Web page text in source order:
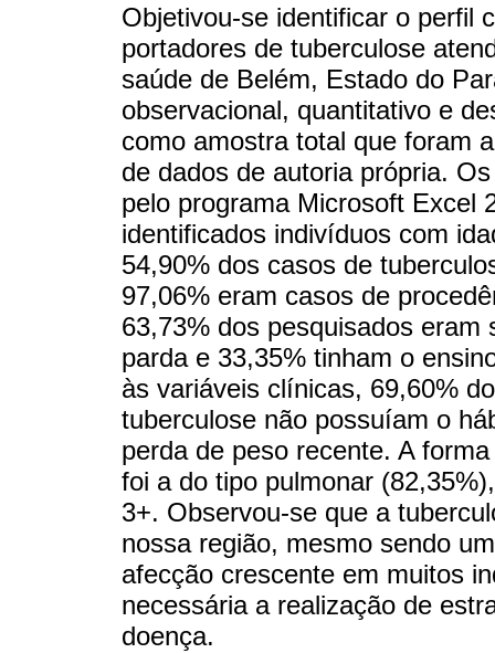
Objetivou-se identificar o perfil
portadores de tuberculose
saúde de Belém, Estado do
observacional, quantitativo e
como amostra total que foram
de dados de autoria própria.
pelo programa Microsoft Excel
identificados indivíduos com
54,90% dos casos de
97,06% eram casos de
63,73% dos pesquisados
parda e 33,35% tinham o
às variáveis clínicas, 69,60%
tuberculose não possuíam o
perda de peso recente. A
foi a do tipo pulmonar
3+. Observou-se que a
nossa região, mesmo sendo
afecção crescente em muitos
necessária a realização de
doença.